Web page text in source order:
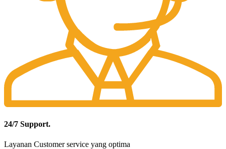
24/7 Support.
Layanan Customer service yang optima